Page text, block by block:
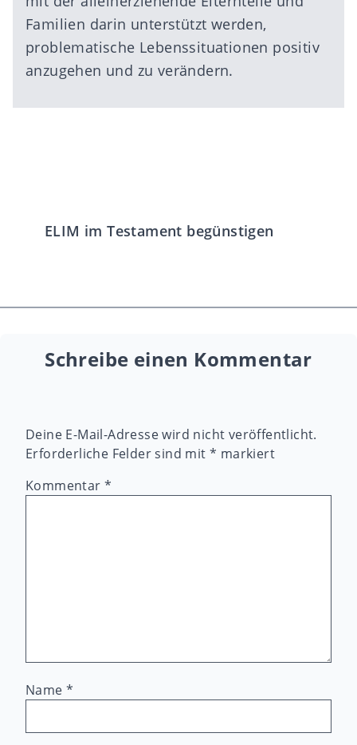
Familien darin unterstützt werden,
problematische Lebenssituationen positiv
anzugehen und zu verändern.
ELIM im Testament begünstigen
Schreibe einen Kommentar
Deine E-Mail-Adresse wird nicht veröffentlicht.
Erforderliche Felder sind mit * markiert
Kommentar*
Name *